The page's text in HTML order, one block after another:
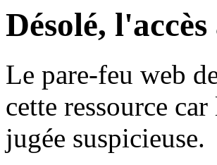
Désolé,
Le pare-feu web
cette ressource
jugée suspicieuse.